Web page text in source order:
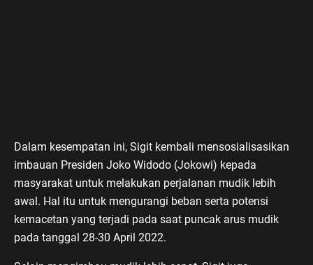
Dalam kesempatan ini, Sigit kembali mensosialisasikan
imbauan Presiden Joko Widodo (Jokowi) kepada
masyarakat untuk melakukan perjalanan mudik lebih
awal. Hal itu untuk mengurangi beban serta potensi
kemacetan yang terjadi pada saat puncak arus mudik
pada tanggal 28-30 April 2022.